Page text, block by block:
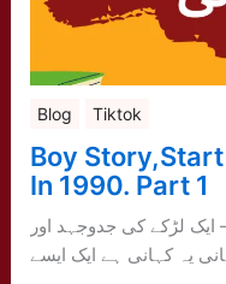
Blog Tiktok
Boy
In 1990. Part 1
– ایک لڑکے کی جدوجہد اور